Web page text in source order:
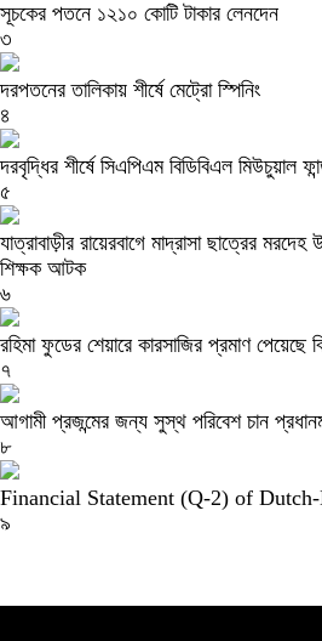
সূচকের পতনে ১২১০ কোটি টাকার লেনদেন
৩
দরপতনের তালিকায় শীর্ষে মেট্রো স্পিনিং
৪
দরবৃদ্ধির শীর্ষে সিএপিএম বিডিবিএল মিউচুয়াল
৫
যাত্রাবাড়ীর রায়েরবাগে মাদ্রাসা ছাত্রের
শিক্ষক আটক
৬
রহিমা ফুডের শেয়ারে কারসাজির প্রমাণ পেয়েছে
৭
আগামী প্রজন্মের জন্য সুস্থ পরিবেশ চান
৮
Financial Statement (Q-2) of
৯